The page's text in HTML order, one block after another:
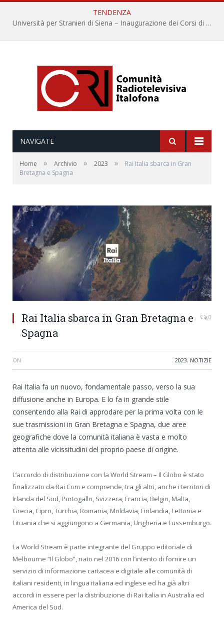
TENDENZA
Università per Stranieri di Siena – Inaugurazione dei Corsi di Lingua e Cultura Italiana, 109a annata
NAVIGATE
Home » Archivio » 2023 »
Rai Italia sbarca in Gran
Bretagna e Spagna
Rai Italia sbarca in Gran Bretagna e
Spagna
0
ON 2023, NOTIZIE
Rai Italia fa un nuovo, fondamentale passo, verso la sua
diffusione anche in Europa. E lo fa in grande stile
consentendo alla Rai di approdare per la prima volta con le
sue trasmissioni in Gran Bretagna e Spagna, due aree
geografiche dove la comunità italiana è vasta e molto
attenta alle vicissitudini del proprio paese di origine.
L’accordo di distribuzione con la World Stream – Il Globo è stato
finalizzato da Rai Com e comprende, tra gli altri, anche i territori di
Irlanda del Sud, Portogallo, Svizzera, Francia, Belgio, Malta,
Grecia, Cipro, Turchia, Romania, Moldavia, Finlandia, Lettonia e
Lituania che si aggiungono a Germania, Ungheria e Lussemburgo.
La World Stream è parte integrante del Gruppo editoriale di
Melbourne “Il Globo”, nato nel 2016 con l’intento di fornire un
servizio di informazione cartacea e digitale alle comunità di
italiani residenti, in lingua italiana ed inglese ed ha già altri
accordi in essere per la distribuzione di Rai Italia in Australia ed
America del Sud.